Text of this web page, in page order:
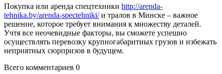
Покупка или аренда спецтехники http://arenda-
tehnika.by/arenda-spectehniki/ и тралов в Минске – важное
решение, которое требует внимания к множеству деталей.
Учтя все неочевидные факторы, вы сможете успешно
осуществлять перевозку крупногабаритных грузов и избежать
неприятных сюрпризов в будущем.
Всего комментариев 0